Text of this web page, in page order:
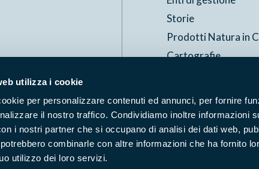
utilizza i cookie
per personalizzare contenuti ed annunci, per fornire
il nostro traffico. Condividiamo inoltre informazioni
i nostri partner che si occupano di analisi dei dati web,
combinarle con altre informazioni che ha fornito
utilizzo dei loro servizi.
Storie
Prodotti Natura in
Cartografie
leggi il Copyleft